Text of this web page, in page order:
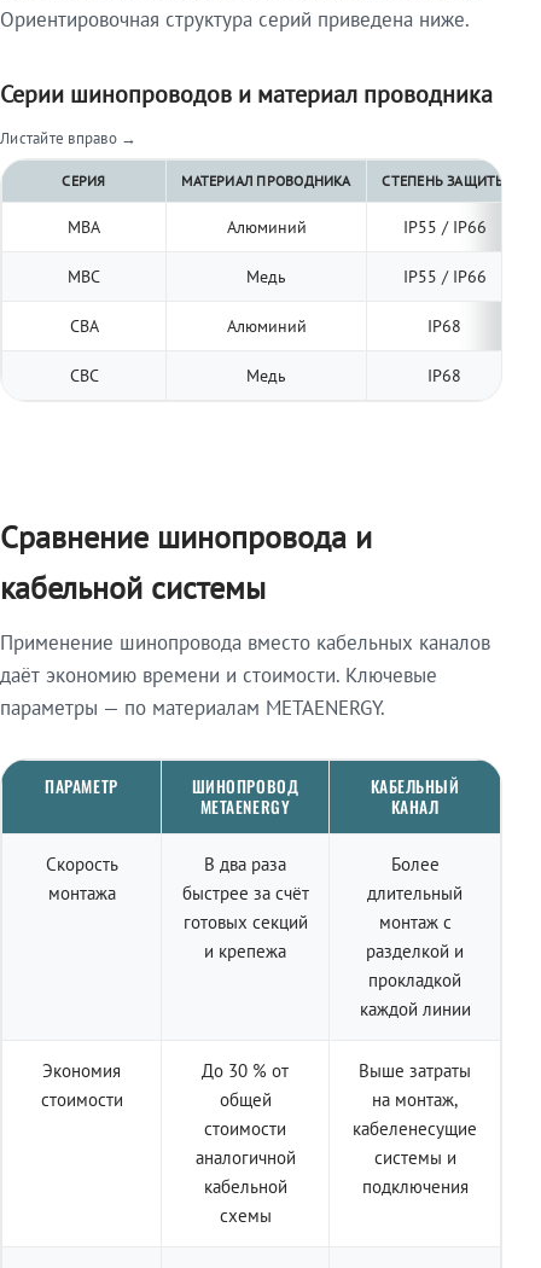
Ориентировочная структура серий приведена ниже.
Серии шинопроводов и материал проводника
Листайте вправо →
СЕРИЯ МАТЕРИАЛ ПРОВОДНИКА СТЕПЕНЬ ЗАЩИТЫ
МВА Алюминий IP55 / IP66
МВС Медь IP55 / IP66
СВА Алюминий IP68
СВС Медь IP68
Сравнение шинопровода и
кабельной системы
Применение шинопровода вместо кабельных каналов
даёт экономию времени и стоимости. Ключевые
параметры — по материалам METAENERGY.
ПАРАМЕТР
ШИНОПРОВОД
METAENERGY
КАБЕЛЬНЫЙ
КАНАЛ
Скорость
монтажа
В два раза
быстрее за счёт
готовых секций
и крепежа
Более
длительный
монтаж с
разделкой и
прокладкой
каждой линии
Экономия
стоимости
До 30 % от
общей
стоимости
аналогичной
кабельной
схемы
Выше затраты
на монтаж,
кабеленесущие
системы и
подключения